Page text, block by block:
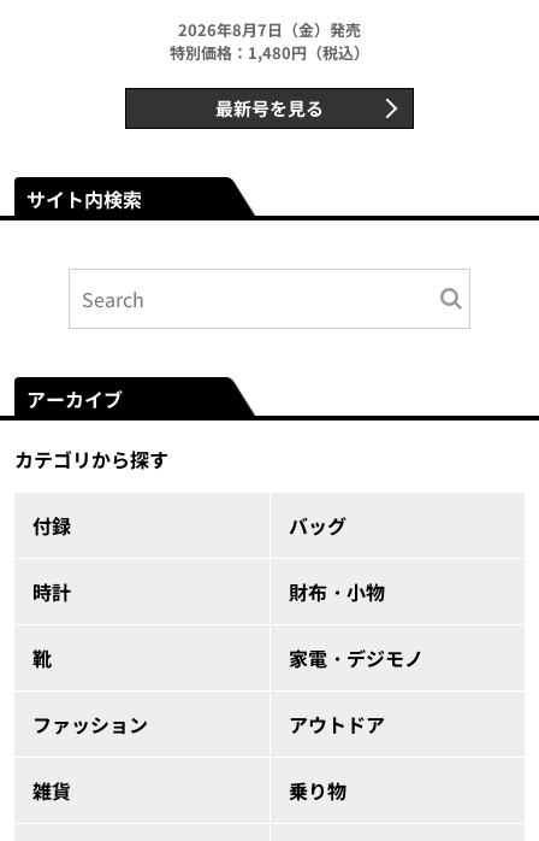
2026年8月7日（金）発売
特別価格：1,480円（税込）
最新号を見る
サイト内検索
アーカイブ
カテゴリから探す
付録 バッグ
時計 財布・小物
靴 家電・デジモノ
ファッション アウトドア
雑貨 乗り物